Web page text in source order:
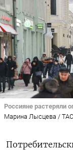
Россияне растеряли
Марина Лысцева /